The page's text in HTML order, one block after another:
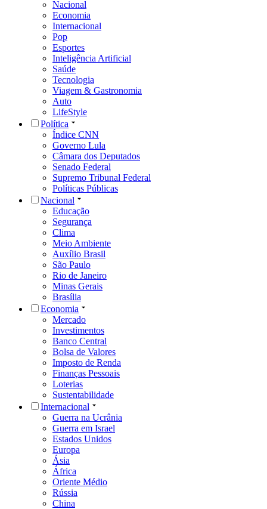
Nacional
Economia
Internacional
Pop
Esportes
Inteligência Artificial
Saúde
Tecnologia
Viagem & Gastronomia
Auto
LifeStyle
Política
Índice CNN
Governo Lula
Câmara dos Deputados
Senado Federal
Supremo Tribunal Federal
Políticas Públicas
Nacional
Educação
Segurança
Clima
Meio Ambiente
Auxílio Brasil
São Paulo
Rio de Janeiro
Minas Gerais
Brasília
Economia
Mercado
Investimentos
Banco Central
Bolsa de Valores
Imposto de Renda
Finanças Pessoais
Loterias
Sustentabilidade
Internacional
Guerra na Ucrânia
Guerra em Israel
Estados Unidos
Europa
Ásia
África
Oriente Médio
Rússia
China